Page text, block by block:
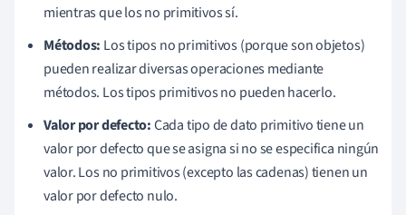
mientras que los no primitivos sí.
Métodos: Los tipos no primitivos (porque son objetos)
pueden realizar diversas operaciones mediante
métodos. Los tipos primitivos no pueden hacerlo.
Valor por defecto:Cada tipo de dato primitivo tiene un
valor por defecto que se asigna si no se especifica ningún
valor. Los no primitivos (excepto las cadenas) tienen un
valor por defecto nulo.